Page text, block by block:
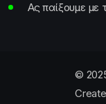
Ας παίξουμε
©